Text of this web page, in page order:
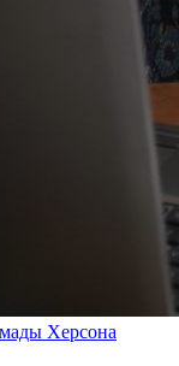
Херсона